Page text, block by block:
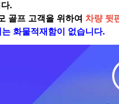
.
골프 고객을 위하여 차량 뒷
화물적재함이 없습니다.